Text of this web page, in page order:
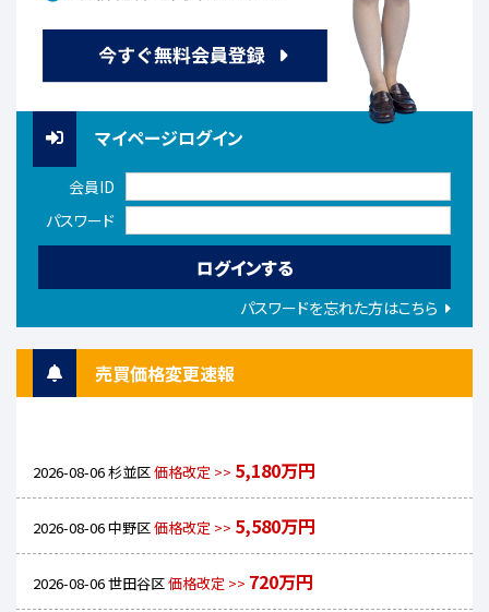
マイページログイン
会員ID
パスワード
パスワードを忘れた方はこちら
売買価格変更速報
2026-08-06杉並区価格改定 >> 5,180万円
2026-08-06中野区価格改定 >> 5,580万円
2026-08-06世田谷区価格改定 >> 720万円